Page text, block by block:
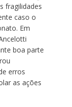
fragilidades
caso o
Em
boa parte
erros
as ações